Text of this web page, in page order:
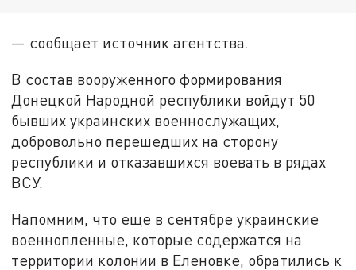
— сообщает источник агентства.
В состав вооруженного формирования
Донецкой Народной республики войдут 50
бывших украинских военнослужащих,
добровольно перешедших на сторону
республики и отказавшихся воевать в рядах
ВСУ.
Напомним, что еще в сентябре украинские
военнопленные, которые содержатся на
территории колонии в Еленовке, обратились к